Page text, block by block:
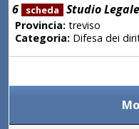
6 scheda Studio
Provincia:treviso
Categoria:Difesa dei